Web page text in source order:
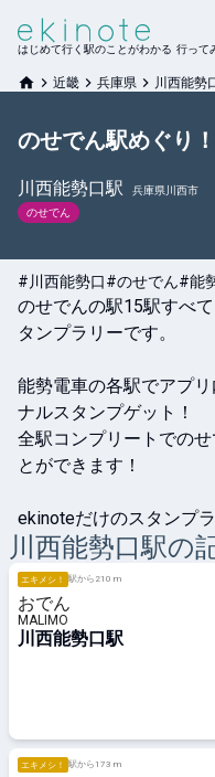
はじめて行く駅のことがわかる 行って
近畿 兵庫県 川西能勢
のせでん駅めぐり
川西能勢口駅
兵庫県川西市
のせでん
#川西能勢口#のせでん#能
のせでんの駅15駅すべ
タンプラリーです。
能勢電車の各駅でアプ
ナルスタンプゲット！
全駅コンプリートでの
とができます！
ekinoteだけのスタンプ
川西能勢口駅の
エキメシ！ 駅から210 m
おでん
MALIMO
川西能勢口駅
エキメシ！ 駅から173 m